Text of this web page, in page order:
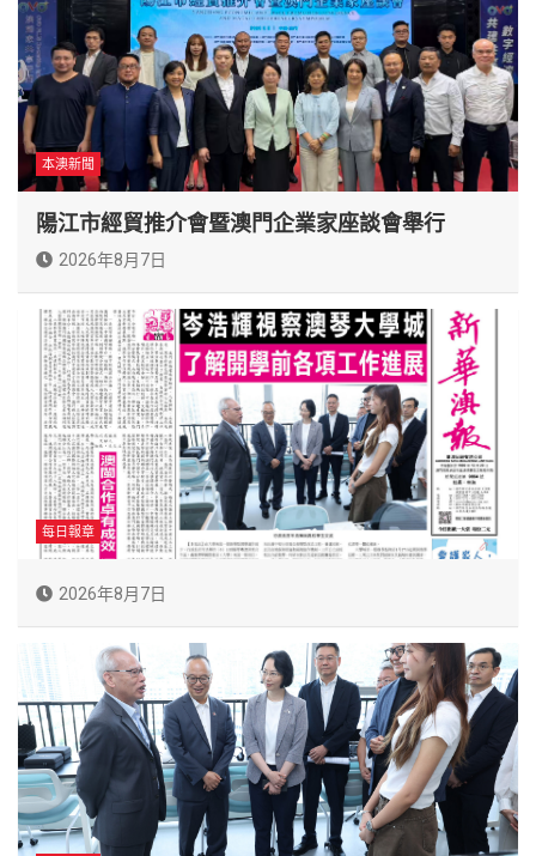
本澳新聞
陽江市經貿推介會暨澳門企業家座談會舉行
2026年8月7日
每日報章
2026年8月7日